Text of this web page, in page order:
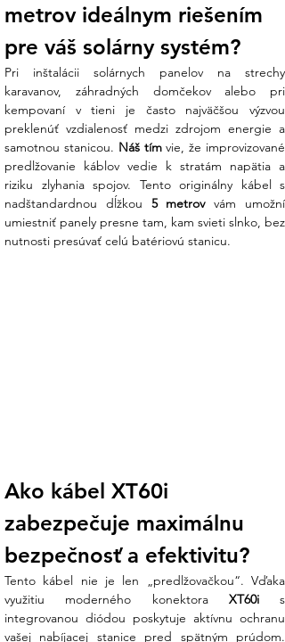
Otázky?info@ensun.sk| +421 902 897 373
metrov ideálnym riešením
pre váš solárny systém?
Pri inštalácii solárnych panelov na strechy
karavanov, záhradných domčekov alebo pri
kempovaní v tieni je často najväčšou výzvou
preklenúť vzdialenosť medzi zdrojom energie a
samotnou stanicou. Náš tím vie, že improvizované
predlžovanie káblov vedie k stratám napätia a
riziku zlyhania spojov. Tento originálny kábel s
nadštandardnou dĺžkou 5 metrov vám umožní
umiestniť panely presne tam, kam svieti slnko, bez
nutnosti presúvať celú batériovú stanicu.
Ako kábel XT60i
zabezpečuje maximálnu
bezpečnosť a efektivitu?
Tento kábel nie je len „predlžovačkou“. Vďaka
využitiu moderného konektora XT60i s
integrovanou diódou poskytuje aktívnu ochranu
vašej nabíjacej stanice pred spätným prúdom.